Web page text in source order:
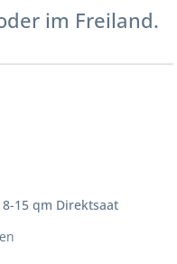
im Freiland.
15 qm Direktsaat